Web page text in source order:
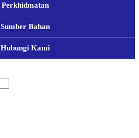
Perkhidmatan
Sumber Bahan
Hubungi Kami